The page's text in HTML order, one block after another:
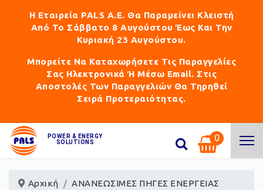
Η Εταιρεία PALS Α.Ε. Θα Παραμείνει Κλειστή
Από Το Σάββατο 8 Αυγούστου Έως Και Την
Κυριακή 23 Αυγούστου.
Μπορείτε Να Καταχωρήσετε Τις Παραγγελίες
Σας Ηλεκτρονικά Ή Μέσω Email. Στις
Αποστολές Των Παραγγελιών Θα Τηρηθεί
Σειρά Προτεραιότητας.
POWER & ENERGY
SOLUTIONS
0
Αρχική
ΑΝΑΝΕΩΣΙΜΕΣ ΠΗΓΕΣ ΕΝΕΡΓΕΙΑΣ